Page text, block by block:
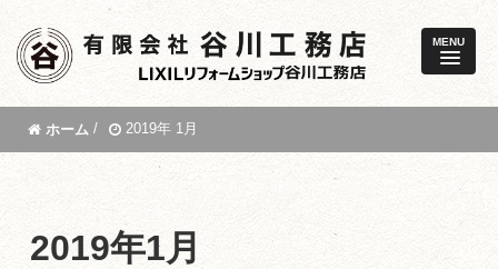
MENU
ホーム / 2019年 1月
2019年1月